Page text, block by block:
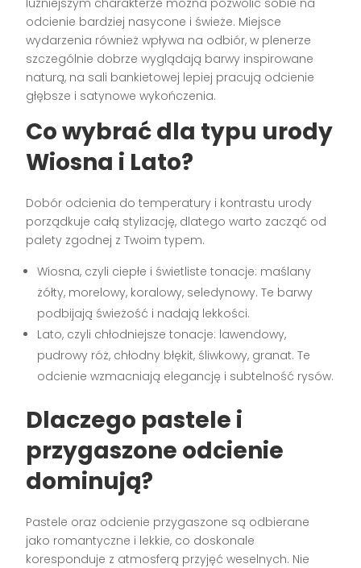
odcienie bardziej nasycone i świeże. Miejsce
wydarzenia również wpływa na odbiór, w plenerze
szczególnie dobrze wyglądają barwy inspirowane
naturą, na sali bankietowej lepiej pracują odcienie
głębsze i satynowe wykończenia.
Co wybrać dla typu urody
Wiosna i Lato?
Dobór odcienia do temperatury i kontrastu urody
porządkuje całą stylizację, dlatego warto zacząć od
palety zgodnej z Twoim typem.
Wiosna, czyli ciepłe i świetliste tonacje: maślany
żółty, morelowy, koralowy, seledynowy. Te barwy
podbijają świeżość i nadają lekkości.
Lato, czyli chłodniejsze tonacje: lawendowy,
pudrowy róż, chłodny błękit, śliwkowy, granat. Te
odcienie wzmacniają elegancję i subtelność rysów.
Dlaczego pastele i
przygaszone odcienie
dominują?
Pastele oraz odcienie przygaszone są odbierane
jako romantyczne i lekkie, co doskonale
koresponduje z atmosferą przyjęć weselnych. Nie